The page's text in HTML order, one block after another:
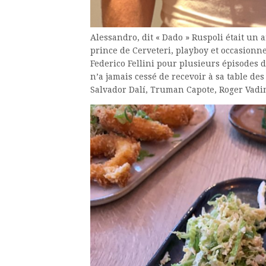
Alessandro, dit « Dado » Ruspoli était un
prince de Cerveteri, playboy et
Federico Fellini pour plusieurs épisodes
n’a jamais cessé de recevoir à sa table
Salvador Dalí, Truman Capote, Roger